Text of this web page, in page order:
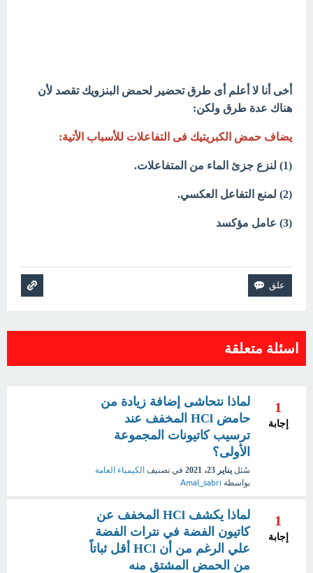
أخى أنا لا أعلم أى طرق تحضير لحمض البنزويك تقصد لأن
هناك عدة طرق ولكن:
يضاف حمض الكبريتيك فى التفاعلات للأسباب الأتية:
(1) لنزع جزئ الماء من المتفاعلات.
(2) لمنع التفاعل العكسي.
(3) عامل مؤكسد
اسئلة متعلقة
1
إجابة
لماذا نتحاشى إضافة زيادة من
حامض HCl المخفف عند
ترسيب كاتيونات المجموعة
الأولى؟
سُئل يناير 23، 2021 في تصنيف الكيمياء العامة
بواسطة Amal_sabri
1
إجابة
لماذا يكشف HCl المخفف عن
كاتيون الفضة في نترات الفضة
علي الرغم من أن HCl أقل ثباتاً
من الحمض المشتق منه